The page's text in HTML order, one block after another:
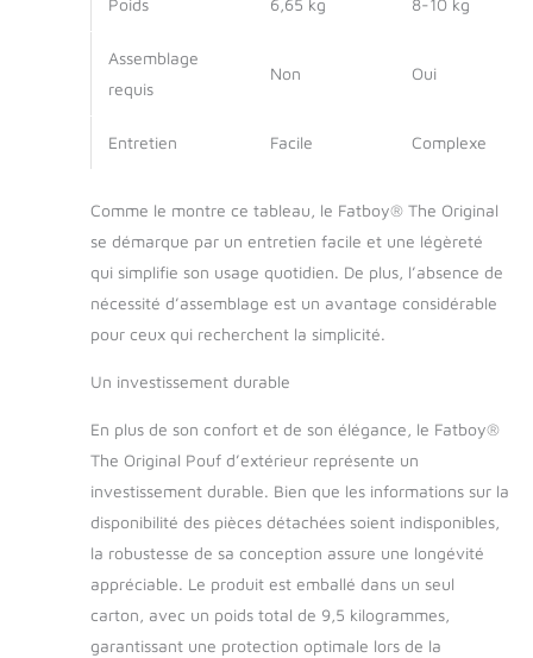
Assemblage
requis
Non Oui
Entretien Facile Complexe
Comme le montre ce tableau, le Fatboy® The Original
se démarque par un entretien facile et une légèreté
qui simplifie son usage quotidien. De plus, l’absence de
nécessité d’assemblage est un avantage considérable
pour ceux qui recherchent la simplicité.
Un investissement durable
En plus de son confort et de son élégance, le Fatboy®
The Original Pouf d’extérieur représente un
investissement durable. Bien que les informations sur la
disponibilité des pièces détachées soient indisponibles,
la robustesse de sa conception assure une longévité
appréciable. Le produit est emballé dans un seul
carton, avec un poids total de 9,5 kilogrammes,
garantissant une protection optimale lors de la